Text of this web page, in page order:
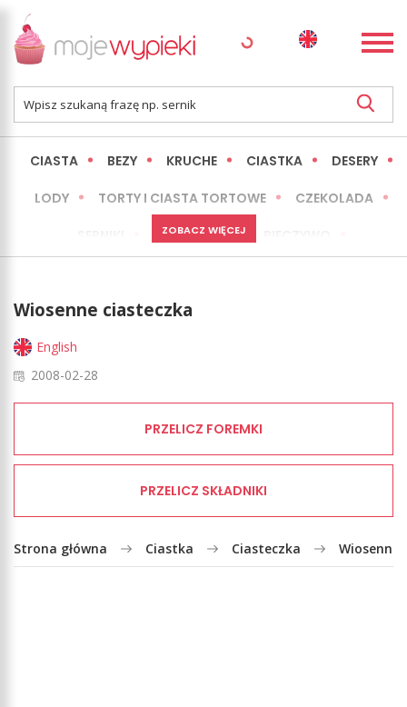
CIASTA BEZY KRUCHE CIASTKA DESERY
LODY TORTY I CIASTA TORTOWE CZEKOLADA
MINI WYPIEKI
LŻEJSZE / ZDROWSZE
ZOBACZ WIĘCEJ
Wiosenne ciasteczka
English
2008-02-28
PRZELICZ FOREMKI
PRZELICZ SKŁADNIKI
Strona główna Ciastka Ciasteczka Wiosenne